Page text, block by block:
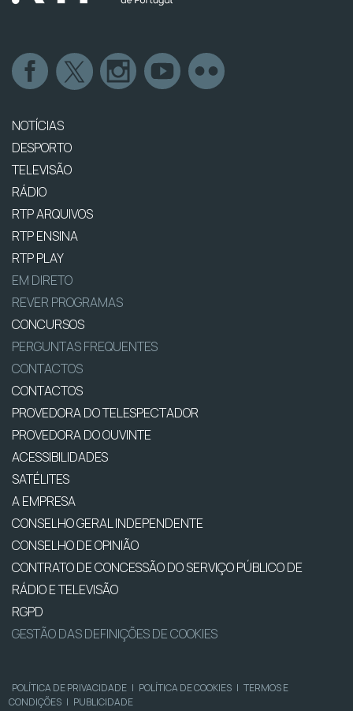
NOTÍCIAS
DESPORTO
TELEVISÃO
RÁDIO
RTP ARQUIVOS
RTP ENSINA
RTP PLAY
EM DIRETO
REVER PROGRAMAS
CONCURSOS
PERGUNTAS FREQUENTES
CONTACTOS
CONTACTOS
PROVEDORA DO TELESPECTADOR
PROVEDORA DO OUVINTE
ACESSIBILIDADES
SATÉLITES
A EMPRESA
CONSELHO GERAL INDEPENDENTE
CONSELHO DE OPINIÃO
CONTRATO DE CONCESSÃO DO SERVIÇO PÚBLICO DE
RÁDIO E TELEVISÃO
RGPD
GESTÃO DAS DEFINIÇÕES DE COOKIES
POLÍTICA DE PRIVACIDADE | POLÍTICA DE COOKIES | TERMOS E
CONDIÇÕES | PUBLICIDADE